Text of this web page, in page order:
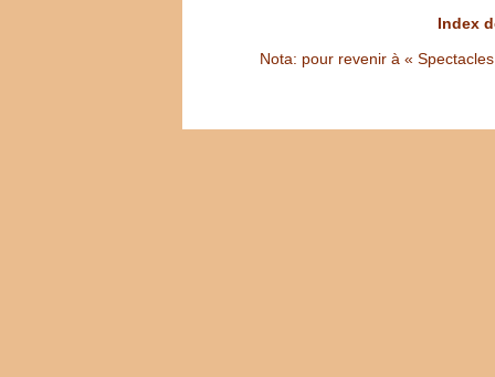
Index
Nota: pour revenir à «